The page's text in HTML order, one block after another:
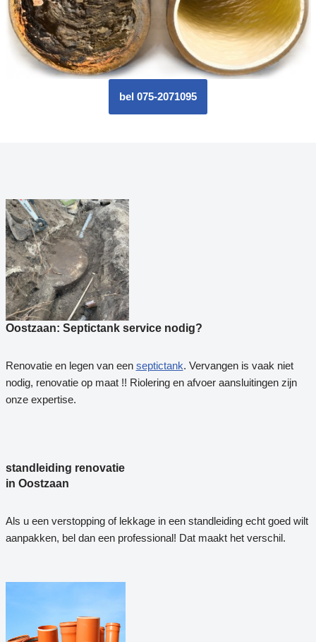
bel 075-2071095
Oostzaan: Septictank service nodig?
Renovatie en legen van een septictank. Vervangen is vaak niet
nodig, renovatie op maat !! Riolering en afvoer aansluitingen zijn
onze expertise.
standleiding renovatie
in Oostzaan
Als u een verstopping of lekkage in een standleiding echt goed wilt
aanpakken, bel dan een professional! Dat maakt het verschil.